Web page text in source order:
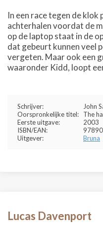
In een race tegen de
achterhalen voordat de
op de laptop staat in de
dat gebeurt kunnen veel
vergeten. Maar ook een
waaronder Kidd, loopt
Schrijver:
John
Oorspronkelijke titel:
The
Eerste uitgave:
2003
ISBN/EAN:
Uitgever:
Bruna
Lucas Davenport